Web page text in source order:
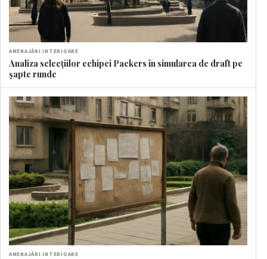
AMENAJĂRI INTERIOARE
Analiza selecțiilor echipei Packers în simularea de draft pe
șapte runde
AMENAJĂRI INTERIOARE